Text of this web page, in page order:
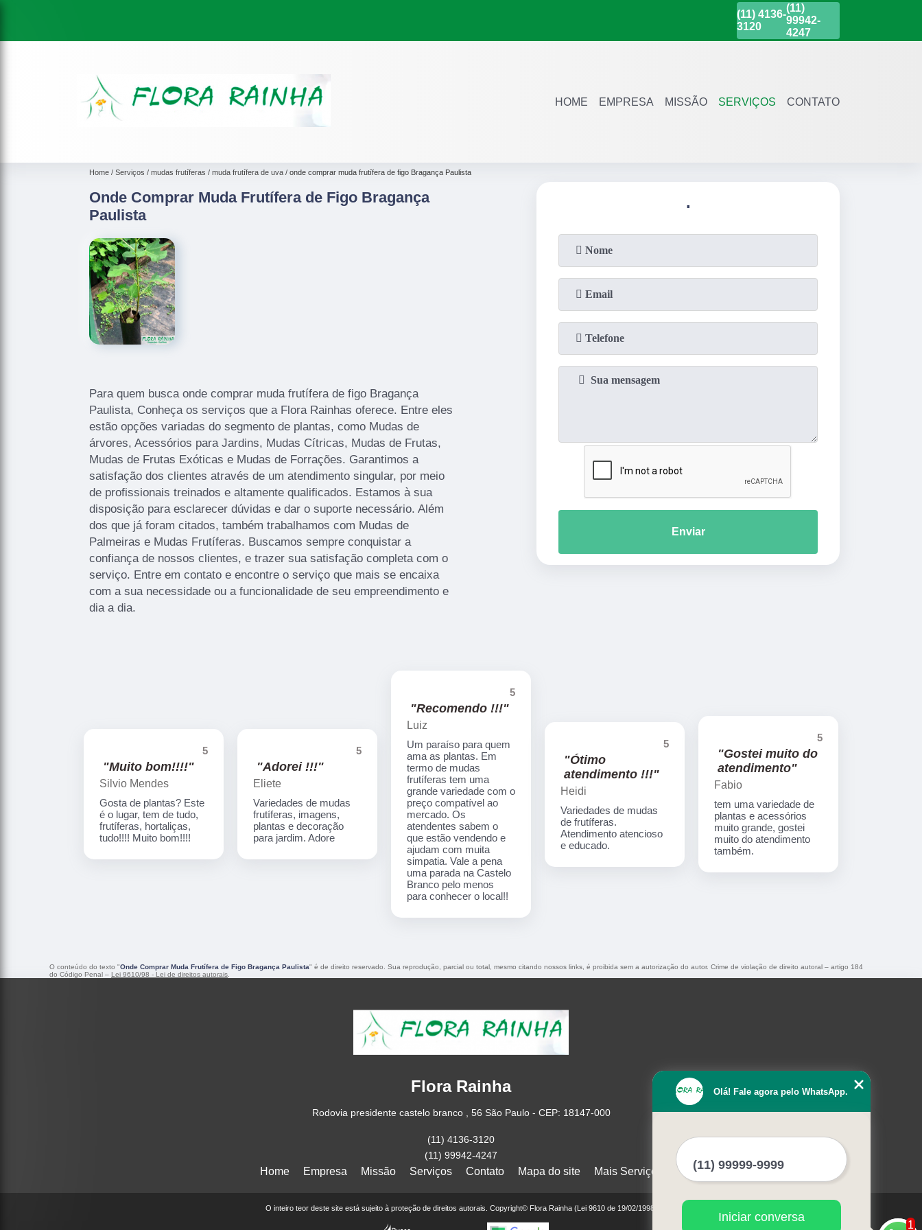
(11) 4136-
3120
(11)
99942-
4247
HOME EMPRESA MISSÃO SERVIÇOS CONTATO
Home Serviços mudas frutíferas muda frutífera de uva onde comprar muda frutífera de figo Bragança Paulista
Onde Comprar Muda Frutífera de Figo Bragança
Paulista
Para quem busca onde comprar muda frutífera de figo Bragança
Paulista, Conheça os serviços que a Flora Rainhas oferece. Entre eles
estão opções variadas do segmento de plantas, como Mudas de
árvores, Acessórios para Jardins, Mudas Cítricas, Mudas de Frutas,
Mudas de Frutas Exóticas e Mudas de Forrações. Garantimos a
satisfação dos clientes através de um atendimento singular, por meio
de profissionais treinados e altamente qualificados. Estamos à sua
disposição para esclarecer dúvidas e dar o suporte necessário. Além
dos que já foram citados, também trabalhamos com Mudas de
Palmeiras e Mudas Frutíferas. Buscamos sempre conquistar a
confiança de nossos clientes, e trazer sua satisfação completa com o
serviço. Entre em contato e encontre o serviço que mais se encaixa
com a sua necessidade ou a funcionalidade de seu empreendimento e
dia a dia.
.
Enviar
5
"Muito bom!!!!"
Silvio Mendes
Gosta de plantas? Este
é o lugar, tem de tudo,
frutíferas, hortaliças,
tudo!!!! Muito bom!!!!
5
"Adorei !!!"
Eliete
Variedades de mudas
frutíferas, imagens,
plantas e decoração
para jardim. Adore
5
"Recomendo !!!"
Luiz
Um paraíso para quem
ama as plantas. Em
termo de mudas
frutíferas tem uma
grande variedade com o
preço compatível ao
mercado. Os
atendentes sabem o
que estão vendendo e
ajudam com muita
simpatia. Vale a pena
uma parada na Castelo
Branco pelo menos
para conhecer o local!!
5
"Ótimo
atendimento !!!"
Heidi
Variedades de mudas
de frutíferas.
Atendimento atencioso
e educado.
5
"Gostei muito do
atendimento"
Fabio
tem uma variedade de
plantas e acessórios
muito grande, gostei
muito do atendimento
também.
O conteúdo do texto "Onde Comprar Muda Frutífera de Figo Bragança Paulista" é de direito reservado. Sua reprodução, parcial ou total, mesmo citando nossos links, é proibida sem a autorização do autor. Crime de violação de direito autoral – artigo 184
do Código Penal – Lei 9610/98 - Lei de direitos autorais
Flora Rainha
Rodovia presidente castelo branco , 56 São Paulo - CEP: 18147-000
(11) 4136-3120
(11) 99942-4247
Home Empresa Missão Serviços Contato Mapa do site Mais Serviços
O inteiro teor deste site está sujeito à proteção de direitos autorais. Copyright© Flora Rainha (Lei 9610 de 19/02/1998)
1
Olá! Fale agora pelo WhatsApp.
Iniciar conversa